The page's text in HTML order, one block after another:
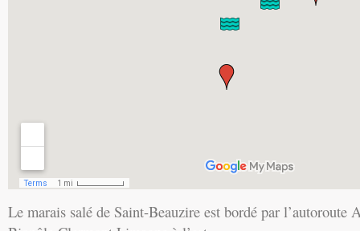
Le marais salé de Saint-Beauzire est bordé par l’autoroute